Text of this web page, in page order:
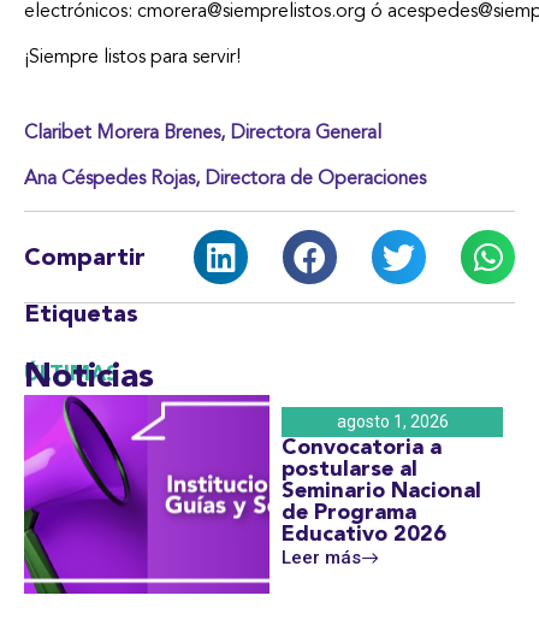
electrónicos: cmorera@siemprelistos.org ó
¡Siempre listos para servir!
Claribet Morera Brenes, Directora General
Ana Céspedes Rojas, Directora de Operaciones
Compartir
Etiquetas
ÚLTIMAS
Noticias
agosto 1, 2026
Convocatoria a
postularse al
Seminario Nacional
de Programa
Educativo 2026
Leer más